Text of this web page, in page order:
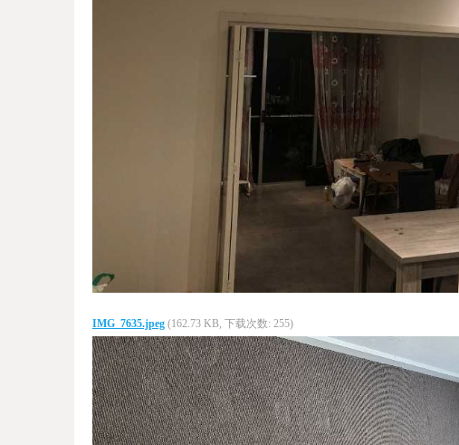
IMG_7635.jpeg (162.73 KB, 下载次数: 255)